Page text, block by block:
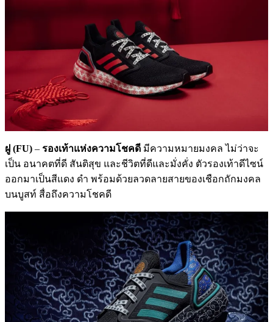
ฝู (FU) – รองเท้าแห่งความโชคดี มีความหมายมงคล ไม่ว่าจะ
เป็น อนาคตที่ดี สันติสุข และชีวิตที่ดีและมั่งคั่ง ตัวรองเท้าดีไซน์
ออกมาเป็นสีแดง ดำ พร้อมด้วยลวดลายสายของเชือกถักมงคล
บนบูสท์ สื่อถึงความโชคดี